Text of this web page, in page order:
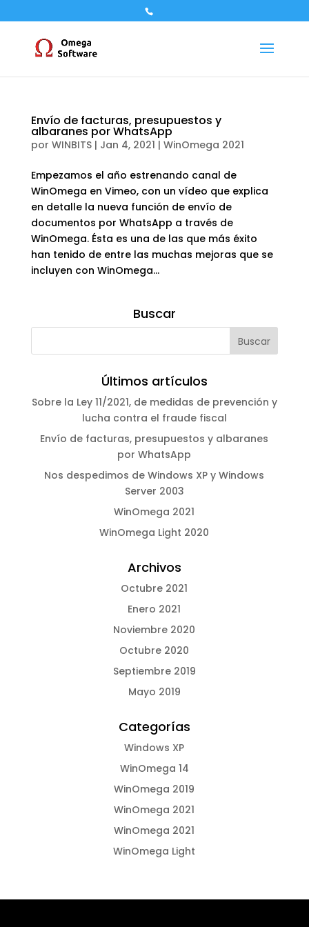
Envío de facturas, presupuestos y
albaranes por WhatsApp
por WINBITS| Jan 4, 2021 | WinOmega 2021
Empezamos el año estrenando canal de
WinOmega en Vimeo, con un vídeo que explica
en detalle la nueva función de envío de
documentos por WhatsApp a través de
WinOmega. Ésta es una de las que más éxito
han tenido de entre las muchas mejoras que se
incluyen con WinOmega...
Buscar
Últimos artículos
Sobre la Ley 11/2021, de medidas de prevención y
lucha contra el fraude fiscal
Envío de facturas, presupuestos y albaranes
por WhatsApp
Nos despedimos de Windows XP y Windows
Server 2003
WinOmega 2021
WinOmega Light 2020
Archivos
Octubre 2021
Enero 2021
Noviembre 2020
Octubre 2020
Septiembre 2019
Mayo 2019
Categorías
Windows XP
WinOmega 14
WinOmega 2019
WinOmega 2021
WinOmega 2021
WinOmega Light